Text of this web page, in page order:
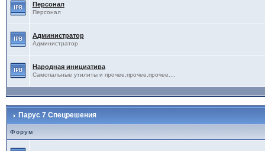
Персонал
Персонал
Администратор
Администратор
Народная инициатива
Самопальные утилиты и прочее,прочее,прочее....
Парус 7 Спецрешения
Форум